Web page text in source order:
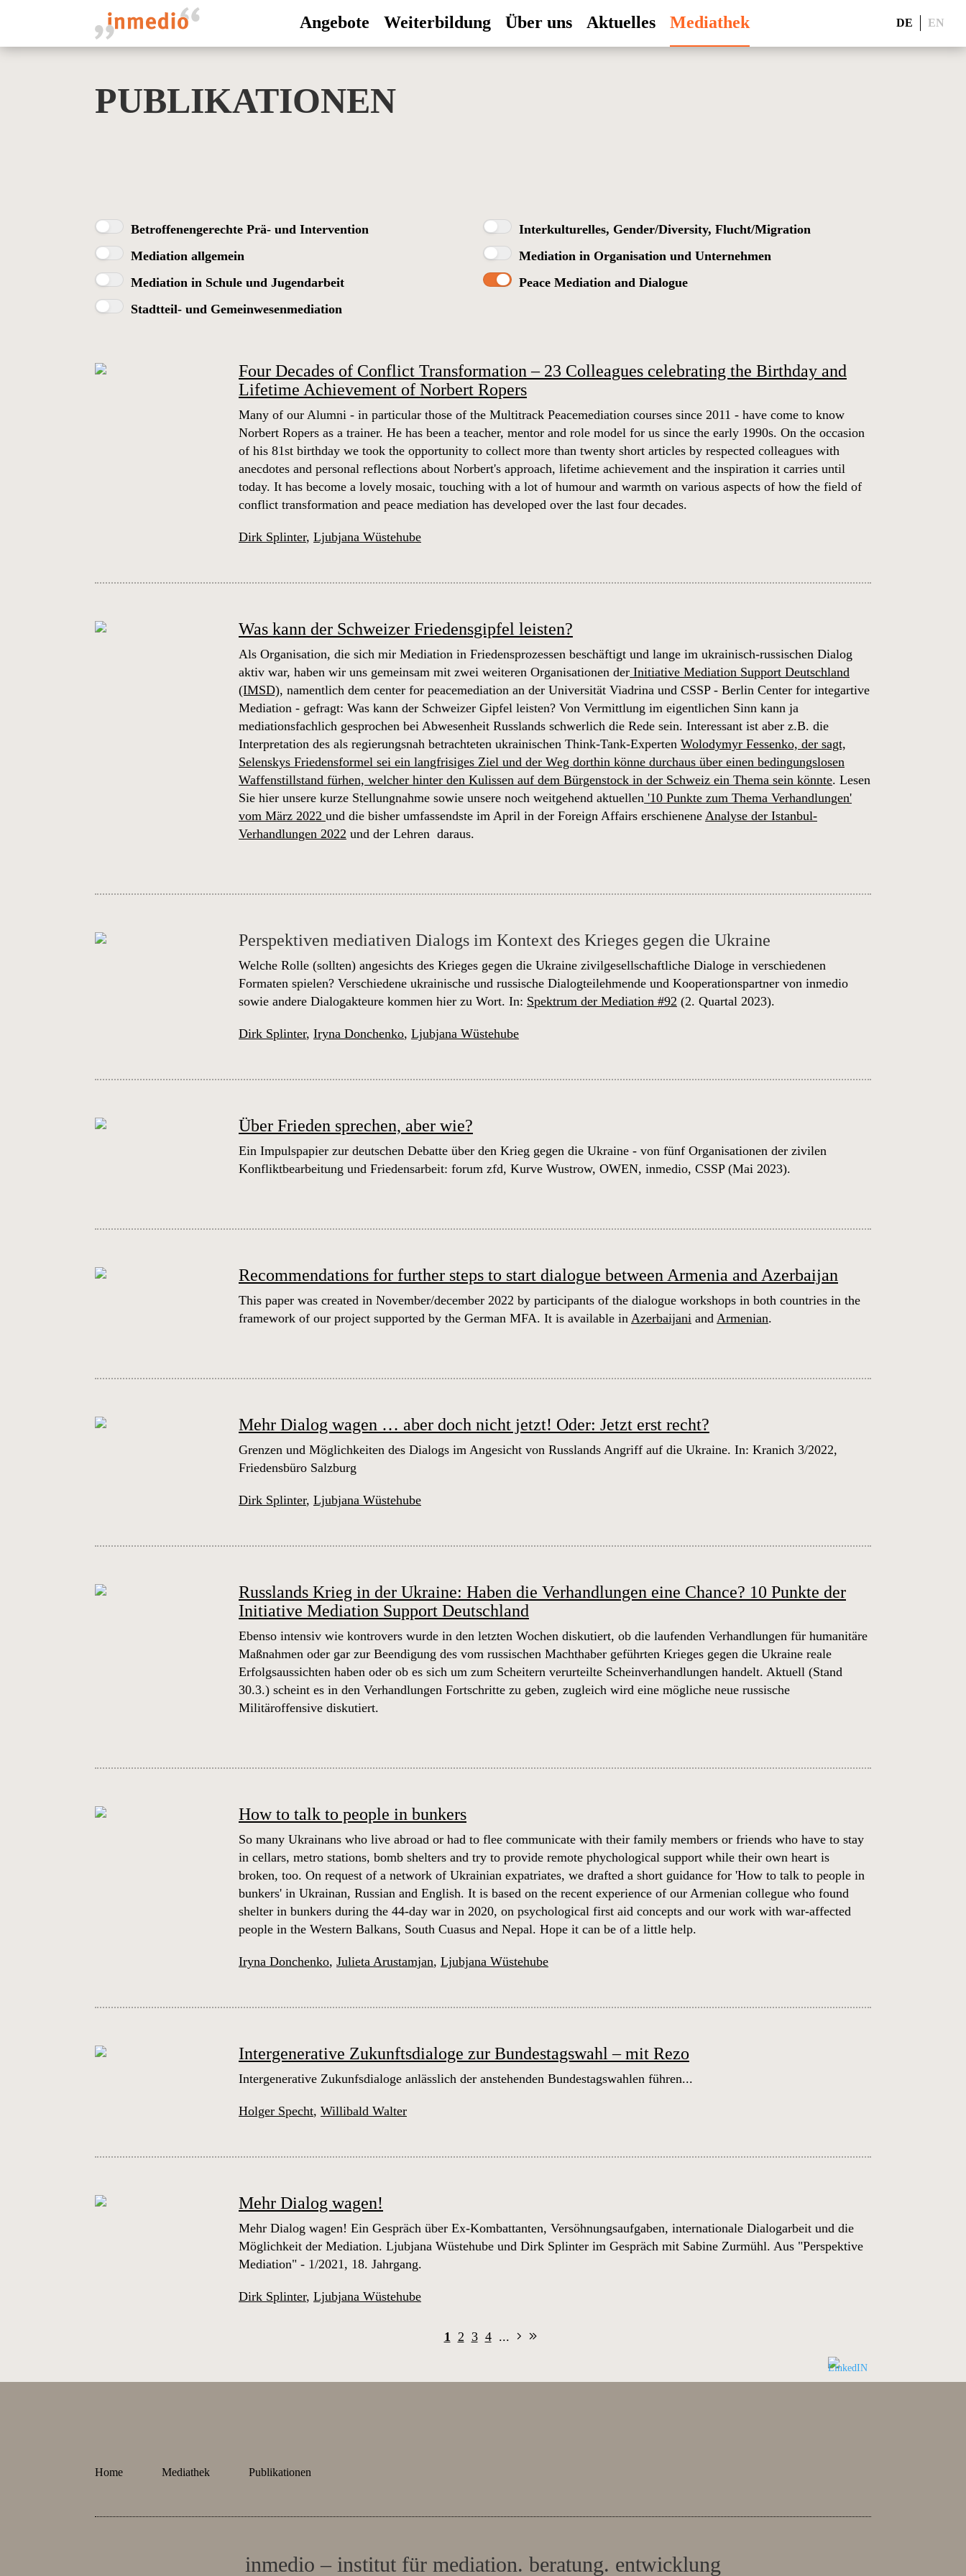
Angebote Weiterbildung Über uns Aktuelles Mediathek DE EN
PUBLIKATIONEN
Betroffenengerechte Prä- und Intervention
Interkulturelles, Gender/Diversity, Flucht/Migration
Mediation allgemein
Mediation in Organisation und Unternehmen
Mediation in Schule und Jugendarbeit
Peace Mediation and Dialogue
Stadtteil- und Gemeinwesenmediation
Four Decades of Conflict Transformation – 23 Colleagues celebrating the Birthday and
Lifetime Achievement of Norbert Ropers
Many of our Alumni - in particular those of the Multitrack Peacemediation courses since 2011 - have come to know
Norbert Ropers as a trainer. He has been a teacher, mentor and role model for us since the early 1990s. On the occasion
of his 81st birthday we took the opportunity to collect more than twenty short articles by respected colleagues with
anecdotes and personal reflections about Norbert's approach, lifetime achievement and the inspiration it carries until
today. It has become a lovely mosaic, touching with a lot of humour and warmth on various aspects of how the field of
conflict transformation and peace mediation has developed over the last four decades.
Dirk Splinter, Ljubjana Wüstehube
Was kann der Schweizer Friedensgipfel leisten?
Als Organisation, die sich mir Mediation in Friedensprozessen beschäftigt und lange im ukrainisch-russischen Dialog
aktiv war, haben wir uns gemeinsam mit zwei weiteren Organisationen der Initiative Mediation Support Deutschland
(IMSD), namentlich dem center for peacemediation an der Universität Viadrina und CSSP - Berlin Center for integartive
Mediation - gefragt: Was kann der Schweizer Gipfel leisten? Von Vermittlung im eigentlichen Sinn kann ja
mediationsfachlich gesprochen bei Abwesenheit Russlands schwerlich die Rede sein. Interessant ist aber z.B. die
Interpretation des als regierungsnah betrachteten ukrainischen Think-Tank-Experten Wolodymyr Fessenko, der sagt,
Selenskys Friedensformel sei ein langfrisiges Ziel und der Weg dorthin könne durchaus über einen bedingungslosen
Waffenstillstand fürhen, welcher hinter den Kulissen auf dem Bürgenstock in der Schweiz ein Thema sein könnte. Lesen
Sie hier unsere kurze Stellungnahme sowie unsere noch weitgehend aktuellen '10 Punkte zum Thema Verhandlungen'
vom März 2022 und die bisher umfassendste im April in der Foreign Affairs erschienene Analyse der Istanbul-
Verhandlungen 2022 und der Lehren daraus.
Perspektiven mediativen Dialogs im Kontext des Krieges gegen die Ukraine
Welche Rolle (sollten) angesichts des Krieges gegen die Ukraine zivilgesellschaftliche Dialoge in verschiedenen
Formaten spielen? Verschiedene ukrainische und russische Dialogteilehmende und Kooperationspartner von inmedio
sowie andere Dialogakteure kommen hier zu Wort. In: Spektrum der Mediation #92 (2. Quartal 2023).
Dirk Splinter, Iryna Donchenko, Ljubjana Wüstehube
Über Frieden sprechen, aber wie?
Ein Impulspapier zur deutschen Debatte über den Krieg gegen die Ukraine - von fünf Organisationen der zivilen
Konfliktbearbeitung und Friedensarbeit: forum zfd, Kurve Wustrow, OWEN, inmedio, CSSP (Mai 2023).
Recommendations for further steps to start dialogue between Armenia and Azerbaijan
This paper was created in November/december 2022 by participants of the dialogue workshops in both countries in the
framework of our project supported by the German MFA. It is available in Azerbaijani and Armenian.
Mehr Dialog wagen … aber doch nicht jetzt! Oder: Jetzt erst recht?
Grenzen und Möglichkeiten des Dialogs im Angesicht von Russlands Angriff auf die Ukraine. In: Kranich 3/2022,
Friedensbüro Salzburg
Dirk Splinter, Ljubjana Wüstehube
Russlands Krieg in der Ukraine: Haben die Verhandlungen eine Chance? 10 Punkte der
Initiative Mediation Support Deutschland
Ebenso intensiv wie kontrovers wurde in den letzten Wochen diskutiert, ob die laufenden Verhandlungen für humanitäre
Maßnahmen oder gar zur Beendigung des vom russischen Machthaber geführten Krieges gegen die Ukraine reale
Erfolgsaussichten haben oder ob es sich um zum Scheitern verurteilte Scheinverhandlungen handelt. Aktuell (Stand
30.3.) scheint es in den Verhandlungen Fortschritte zu geben, zugleich wird eine mögliche neue russische
Militäroffensive diskutiert.
How to talk to people in bunkers
So many Ukrainans who live abroad or had to flee communicate with their family members or friends who have to stay
in cellars, metro stations, bomb shelters and try to provide remote phychological support while their own heart is
broken, too. On request of a network of Ukrainian expatriates, we drafted a short guidance for 'How to talk to people in
bunkers' in Ukrainan, Russian and English. It is based on the recent experience of our Armenian collegue who found
shelter in bunkers during the 44-day war in 2020, on psychological first aid concepts and our work with war-affected
people in the Western Balkans, South Cuasus and Nepal. Hope it can be of a little help.
Iryna Donchenko, Julieta Arustamjan, Ljubjana Wüstehube
Intergenerative Zukunftsdialoge zur Bundestagswahl – mit Rezo
Intergenerative Zukunfsdialoge anlässlich der anstehenden Bundestagswahlen führen...
Holger Specht, Willibald Walter
Mehr Dialog wagen!
Mehr Dialog wagen! Ein Gespräch über Ex-Kombattanten, Versöhnungsaufgaben, internationale Dialogarbeit und die
Möglichkeit der Mediation. Ljubjana Wüstehube und Dirk Splinter im Gespräch mit Sabine Zurmühl. Aus "Perspektive
Mediation" - 1/2021, 18. Jahrgang.
Dirk Splinter, Ljubjana Wüstehube
1 2 3 4 ...
Home Mediathek Publikationen
inmedio – institut für mediation. beratung. entwicklung